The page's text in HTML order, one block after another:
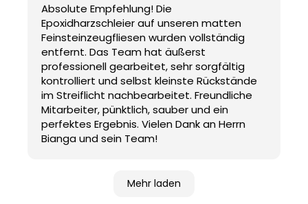
Absolute Empfehlung! Die
Epoxidharzschleier auf unseren matten
Feinsteinzeugfliesen wurden vollständig
entfernt. Das Team hat äußerst
professionell gearbeitet, sehr sorgfältig
kontrolliert und selbst kleinste Rückstände
im Streiflicht nachbearbeitet. Freundliche
Mitarbeiter, pünktlich, sauber und ein
perfektes Ergebnis. Vielen Dank an Herrn
Bianga und sein Team!
Mehr laden